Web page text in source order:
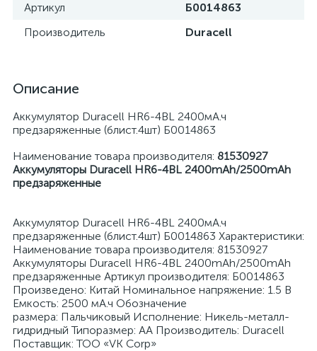
Артикул
Б0014863
Производитель
Duracell
Описание
Аккумулятор Duracell HR6-4BL 2400мА.ч
предзаряженные (блист.4шт) Б0014863
Наименование товара производителя: 81530927
Аккумуляторы Duracell HR6-4BL 2400mAh/2500mAh
предзаряженные
Аккумулятор Duracell HR6-4BL 2400мА.ч
предзаряженные (блист.4шт) Б0014863 Характеристики:
Наименование товара производителя: 81530927
Аккумуляторы Duracell HR6-4BL 2400mAh/2500mAh
предзаряженные Артикул производителя: Б0014863
Произведено: Китай Номинальное напряжение: 1.5 В
Емкость: 2500 мА.ч Обозначение
размера: Пальчиковый Исполнение: Никель-металл-
гидридный Типоразмер: AA Производитель: Duracell
Поставщик: ТОО «VK Corp»